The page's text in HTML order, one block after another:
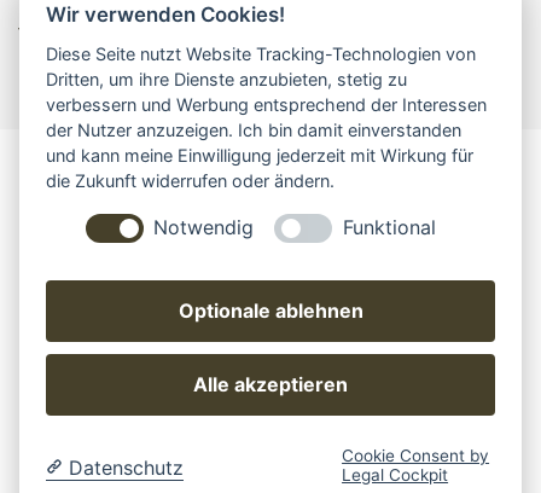
Tel: 09561 231887
info@die-arzt-website.de
IMPRESSUM, AGBS DATENSCHUTZ
© die Arzt Website • bauer+bauer Webdesign •
Rögenerstraße 10 • 96450 Coburg
Webdesigner Klara Bauer und Hermann Bauer
www.bauerplusbauer.de
Cookie-Einstellungen ändern
Wir verwenden Cookies!
Diese Seite nutzt Website Tracking-Technologien von
Dritten, um ihre Dienste anzubieten, stetig zu
verbessern und Werbung entsprechend der Interessen
der Nutzer anzuzeigen. Ich bin damit einverstanden
und kann meine Einwilligung jederzeit mit Wirkung für
die Zukunft widerrufen oder ändern.
Notwendig Funktional
Optionale ablehnen
Alle akzeptieren
Datenschutz
Cookie Consent by
Legal Cockpit